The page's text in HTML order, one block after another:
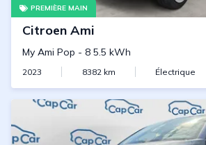
PREMIÈRE MAIN
Citroen Ami
My Ami Pop - 8 5.5 kWh
2023 8382km Électrique